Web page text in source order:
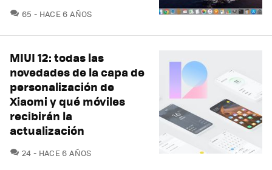
65 COMENTARIOS
HACE 6 AÑOS
MIUI 12: todas las
novedades de la capa de
personalización de
Xiaomi y qué móviles
recibirán la
actualización
24 COMENTARIOS
HACE 6 AÑOS